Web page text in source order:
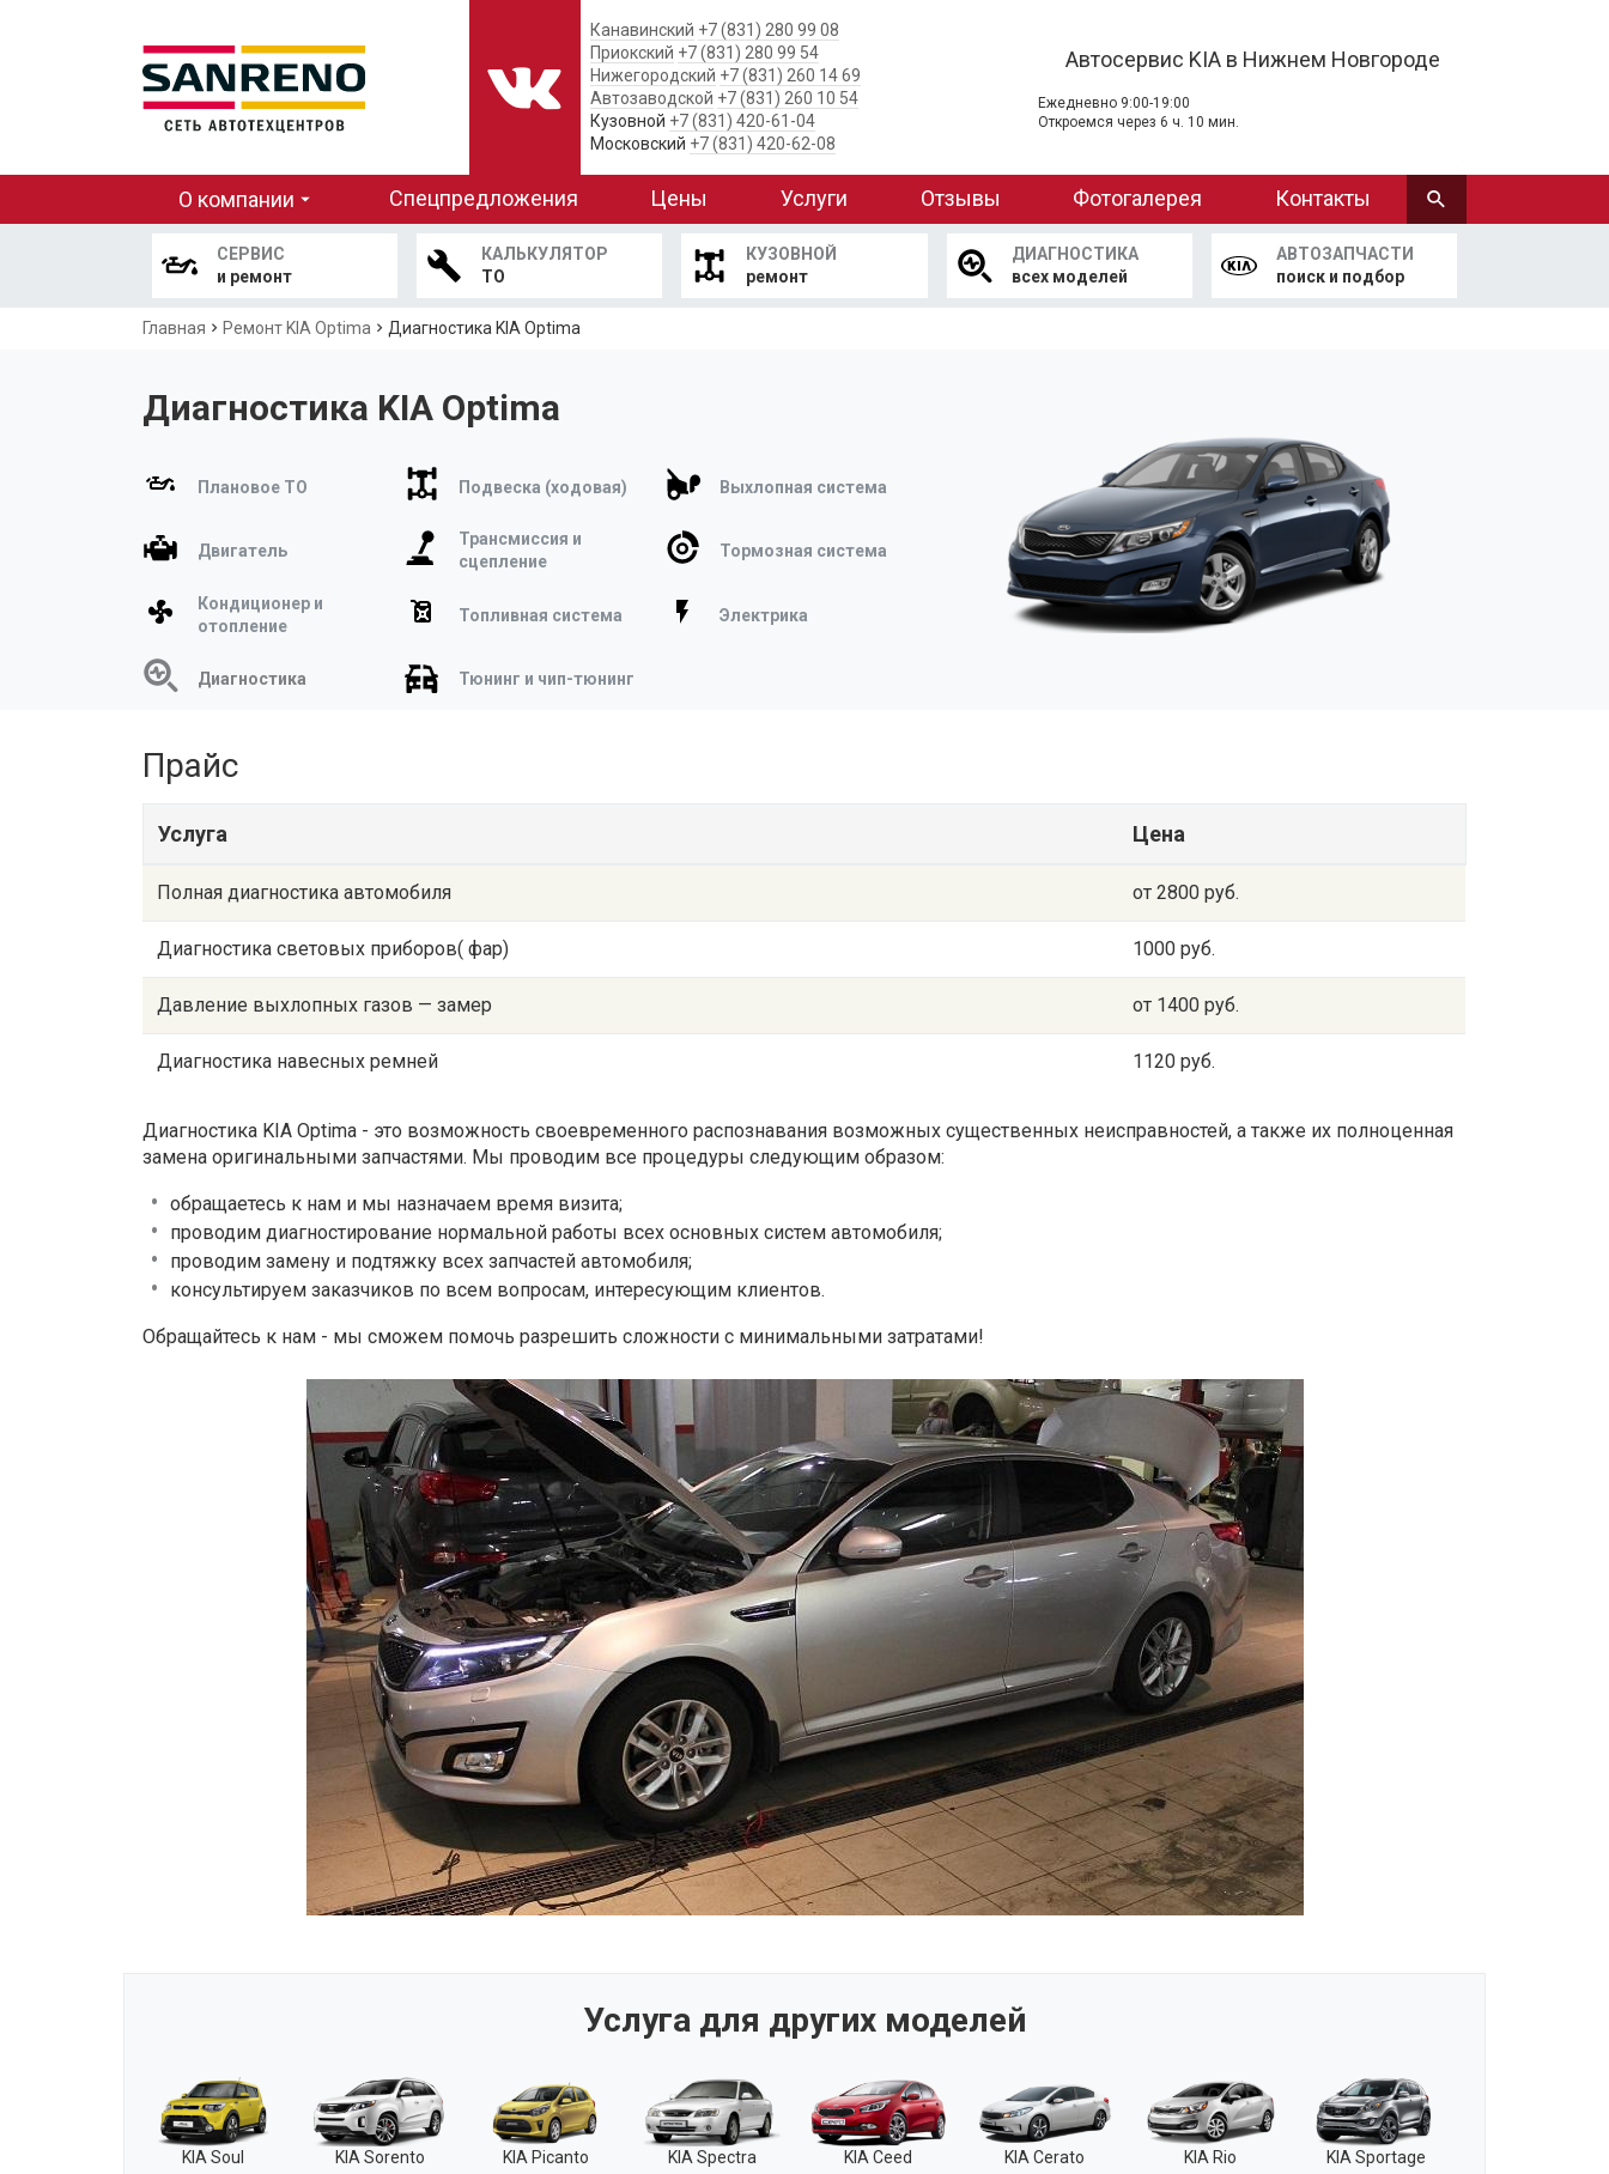
Канавинский +7 (831) 280 99 08
Приокский +7 (831) 280 99 54
Нижегородский +7 (831) 260 14 69
Автозаводской +7 (831) 260 10 54
Кузовной +7 (831) 420-61-04
Московский +7 (831) 420-62-08
Автосервис KIA в Нижнем Новгороде
Ежедневно 9:00-19:00
Откроемся через 6 ч. 10 мин.
Основная
навигация
О компании Спецпредложения Цены Услуги Отзывы Фотогалерея Контакты
СЕРВИС
и ремонт
КАЛЬКУЛЯТОР
ТО
КУЗОВНОЙ
ремонт
ДИАГНОСТИКА
всех моделей
АВТОЗАПЧАСТИ
поиск и подбор
Строка
Главная Ремонт KIA Optima Диагностика KIA Optima
Диагностика KIA Optima
Плановое ТО Подвеска (ходовая) Выхлопная система
Двигатель
Трансмиссия и
сцепление
Тормозная система
Кондиционер и
отопление
Топливная система Электрика
Диагностика Тюнинг и чип-тюнинг
Прайс
Услуга Цена
Полная диагностика автомобиля от 2800 руб.
Диагностика световых приборов( фар) 1000 руб.
Давление выхлопных газов — замер от 1400 руб.
Диагностика навесных ремней 1120 руб.
Диагностика KIA Optima - это возможность своевременного распознавания возможных существенных неисправностей, а также их полноценная
замена оригинальными запчастями. Мы проводим все процедуры следующим образом:
обращаетесь к нам и мы назначаем время визита;
проводим диагностирование нормальной работы всех основных систем автомобиля;
проводим замену и подтяжку всех запчастей автомобиля;
консультируем заказчиков по всем вопросам, интересующим клиентов.
Обращайтесь к нам - мы сможем помочь разрешить сложности с минимальными затратами!
Услуга для других моделей
KIA Soul KIA Sorento KIA Picanto KIA Spectra KIA Ceed KIA Cerato KIA Rio KIA Sportage